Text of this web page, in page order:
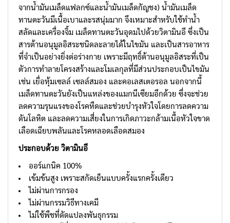
จากน้ำมันเมล็ดแฟลกซ์และน้ำมันเมล็ดกัญชง) น้ำมันเมล็ด
ทานตะวันมีเนื้อเบาและรสนุ่มมาก จึงเหมาะสำหรับใช้ทำน้ำ
สลัดและเครื่องจิ้ม เมล็ดทานตะวันอุดมไปด้วยวิตามินอี ซึ่งเป็น
สารต้านอนุมูลอิสระชนิดละลายได้ในไขมัน และเป็นสารอาหาร
ที่จำเป็นอย่างยิ่งต่อร่างกาย เพราะมีฤทธิ์ต้านอนุมูลอิสระที่เป็น
ตัวการทำลายโครงสร้างและโมเลกุลที่มีส่วนประกอบเป็นไขมัน
เช่น เยื่อหุ้มเซลล์ เซลล์สมอง และคอเลสเตอรอล นอกจากนี้
เมล็ดทานตะวันยังเป็นแหล่งของแมกนีเซียมอีกด้วย ซึ่งจะช่วย
ลดความรุนแรงของโรคหืดและช่วยบำรุงหัวใจโดยการลดความ
ดันโลหิต และลดความเสี่ยงในการเกิดภาวะกล้ามเนื้อหัวใจขาด
เลือดเฉียบพลันและโรคหลอดเลือดสมอง
ประกอบด้วย วิตามินอี
ออร์แกนิค 100%
เข้มข้นสูง เพราะสกัดเย็นแบบครั้งแรกครั้งเดียว
ไม่ผ่านการกรอง
ไม่ผ่านกรรมวิธีทางเคมี
ไม่ใช้พืชที่ดัดแปลงพันธุกรรม